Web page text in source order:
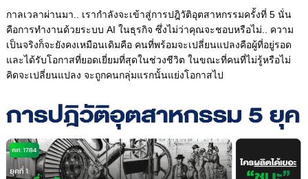
กาลเวลาผ่านมา.. เรากำลังจะเข้าสู่การปฎิวัติอุตสาหกรรมครั้งที่ 5 นั่น
คือการทำงานด้วยระบบ AI ในธุรกิจ ซึ่งไม่ว่าคุณจะชอบหรือไม่.. ความ
เป็นจริงก็จะยังคงเหมือนเดิมคือ คนที่พร้อมจะเปลี่ยนแปลงคือผู้ที่อยู่รอด
และได้รับโอกาสที่ยอดเยี่ยมที่สุดในช่วงชีวิต ในขณะที่คนที่ไม่รู้หรือไม่
คิดจะเปลี่ยนแปลง จะถูกคนกลุ่มแรกนั้นแย่งโอกาสไป